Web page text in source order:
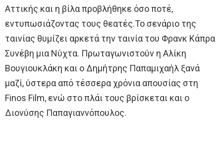
Αττικής και η βίλα προβλήθηκε όσο ποτέ,
εντυπωσιάζοντας τους θεατές.Το σενάριο της
ταινίας θυμίζει αρκετά την ταινία του Φρανκ Κάπρα
Συνέβη μια Νύχτα. Πρωταγωνιστούν η Αλίκη
Βουγιουκλάκη και ο Δημήτρης Παπαμιχαήλ ξανά
μαζί, ύστερα από τέσσερα χρόνια απουσίας στη
Finos Film, ενώ στο πλάι τους βρίσκεται και ο
Διονύσης Παπαγιαννόπουλος.